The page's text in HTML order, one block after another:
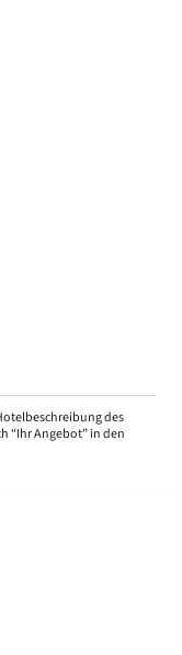
des
“Ihr Angebot” in den